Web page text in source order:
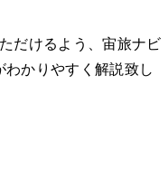
だけるよう、宙旅ナビ
かりやすく解説致し